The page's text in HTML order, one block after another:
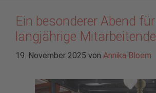
Ein besonderer Abend für
langjährige Mitarbeitende
19. November 2025 von Annika Bloem